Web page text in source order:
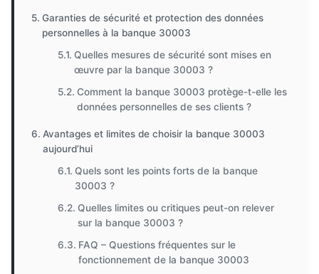
Garanties de sécurité et protection des données
personnelles à la banque 30003
Quelles mesures de sécurité sont mises en
œuvre par la banque 30003 ?
Comment la banque 30003 protège-t-elle les
données personnelles de ses clients ?
Avantages et limites de choisir la banque 30003
aujourd’hui
Quels sont les points forts de la banque
30003 ?
Quelles limites ou critiques peut-on relever
sur la banque 30003 ?
FAQ – Questions fréquentes sur le
fonctionnement de la banque 30003